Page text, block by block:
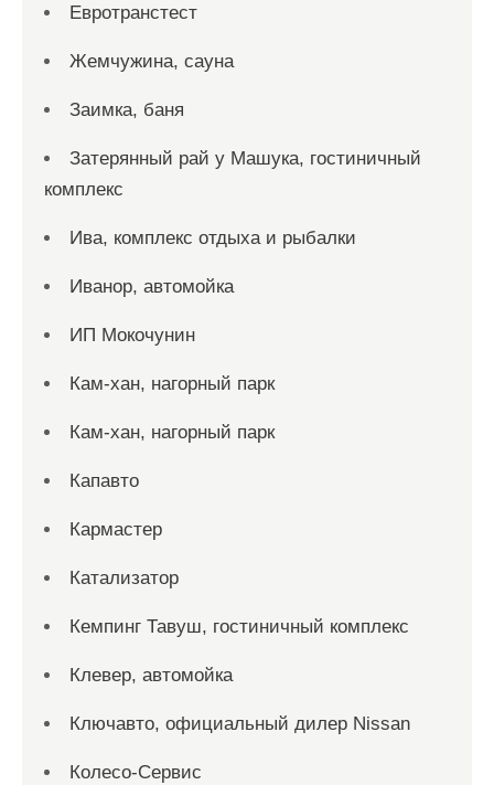
Евротранстест
Жемчужина, сауна
Заимка, баня
Затерянный рай у Машука, гостиничный
комплекс
Ива, комплекс отдыха и рыбалки
Иванор, автомойка
ИП Мокочунин
Кам-хан, нагорный парк
Кам-хан, нагорный парк
Капавто
Кармастер
Катализатор
Кемпинг Тавуш, гостиничный комплекс
Клевер, автомойка
Ключавто, официальный дилер Nissan
Колесо-Сервис